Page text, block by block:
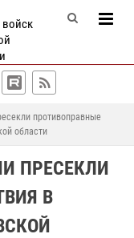
противоправные
области
ПРЕСЕКЛИ
В